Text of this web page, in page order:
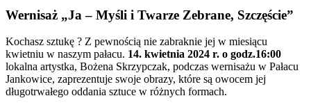
Wernisaż „Ja – Myśli i Twarze Zebrane, Szczęście”
Kochasz sztukę ? Z pewnością nie zabraknie jej w miesiącu
kwietniu w naszym pałacu. 14. kwietnia 2024 r. o godz.16:00
lokalna artystka, Bożena Skrzypczak, podczas wernisażu w Pałacu
Jankowice, zaprezentuje swoje obrazy, które są owocem jej
długotrwałego oddania sztuce w różnych formach.